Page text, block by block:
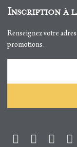
Inscription à
Renseignez votre
promotions.
FacebookInstagramTwitter